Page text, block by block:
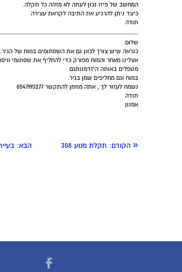
המחשב של פיזו נכון לעתה לא מזהה כל תקלה.
כיצד ניתן להרגיע את התיבה לקראת עצירה
תודה
שלום
כנראה שיש צורך לכוון גם את השסתומים במוח של הגיר.
אצלינו מאחר והמוח מפורק כדי להחליף את שסתומי
מטפלים באותה היזדמנותגם
במוח וגם מחליפים שמן בגיר.
נשמח לעזור לך , אתה מוזמן להתקשר 0547993277
תודה
אמנון
« הקודם: תקלת מנוע 308 הבא: